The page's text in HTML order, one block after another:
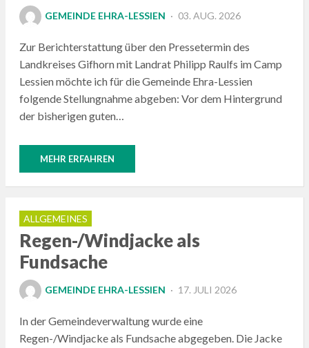
GEMEINDE EHRA-LESSIEN
POSTED
03. AUG. 2026
Zur Berichterstattung über den Pressetermin des
Landkreises Gifhorn mit Landrat Philipp Raulfs im Camp
Lessien möchte ich für die Gemeinde Ehra-Lessien
folgende Stellungnahme abgeben: Vor dem Hintergrund
der bisherigen guten…
MEHR ERFAHREN
ALLGEMEINES
Regen-/Windjacke als
Fundsache
GEMEINDE EHRA-LESSIEN
POSTED
17. JULI 2026
In der Gemeindeverwaltung wurde eine
Regen-/Windjacke als Fundsache abgegeben. Die Jacke